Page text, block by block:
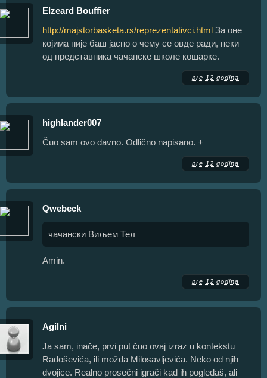
Elzeard Bouffier
http://majstorbasketa.rs/reprezentativci.html За оне
којима није баш јасно о чему се овде ради, неки
од представника чачанске школе кошарке.
pre 12 godina
highlander007
Čuo sam ovo davno. Odlično napisano. +
pre 12 godina
Qwebeck
чачански Виљем Тел
Amin.
pre 12 godina
Agilni
Ja sam, inače, prvi put čuo ovaj izraz u kontekstu
Radoševića, ili možda Milosavljevića. Neko od njih
dvojice. Realno prosečni igrači kad ih pogledaš, ali